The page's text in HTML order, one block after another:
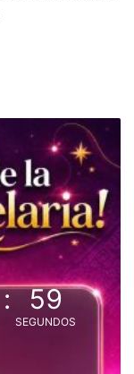
: 59
SEGUNDOS